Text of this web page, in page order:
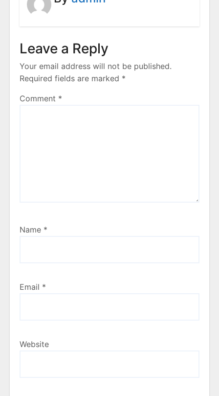
Leave a Reply
Your email address will not be published.
Required fields are marked *
Comment *
Name *
Email *
Website